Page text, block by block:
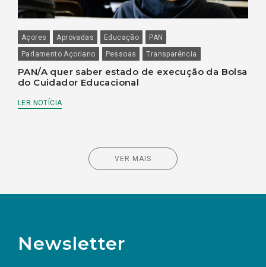
Açores Aprovadas Educação
PAN
Parlamento Açoriano
Pessoas Transparência
PAN/A quer saber estado de execução da Bolsa
do Cuidador Educacional
LER NOTÍCIA
VER MAIS
Newsletter